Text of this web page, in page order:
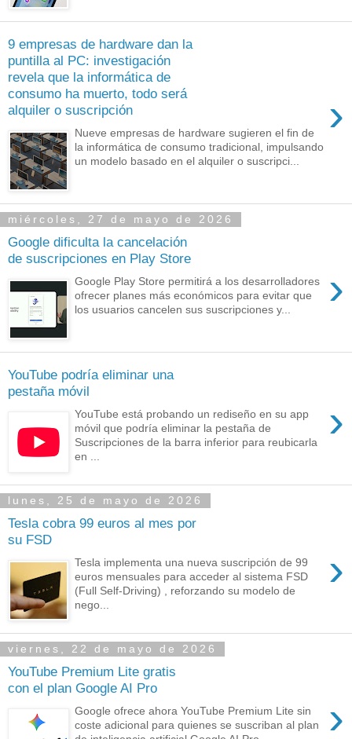
9 empresas de hardware dan la
puntilla al PC: investigación
revela que la informática de
consumo ha muerto, todo será
alquiler o suscripción
›
Nueve empresas de hardware sugieren el fin de
la informática de consumo tradicional, impulsando
un modelo basado en el alquiler o suscripci...
miércoles, 27 de mayo de 2026
Google dificulta la cancelación
de suscripciones en Play Store
›
Google Play Store permitirá a los desarrolladores
ofrecer planes más económicos para evitar que
los usuarios cancelen sus suscripciones y...
YouTube podría eliminar una
pestaña móvil
›
YouTube está probando un rediseño en su app
móvil que podría eliminar la pestaña de
Suscripciones de la barra inferior para reubicarla
en ...
lunes, 25 de mayo de 2026
Tesla cobra 99 euros al mes por
su FSD
›
Tesla implementa una nueva suscripción de 99
euros mensuales para acceder al sistema FSD
(Full Self-Driving) , reforzando su modelo de
nego...
viernes, 22 de mayo de 2026
YouTube Premium Lite gratis
con el plan Google AI Pro
›
Google ofrece ahora YouTube Premium Lite sin
coste adicional para quienes se suscriban al plan